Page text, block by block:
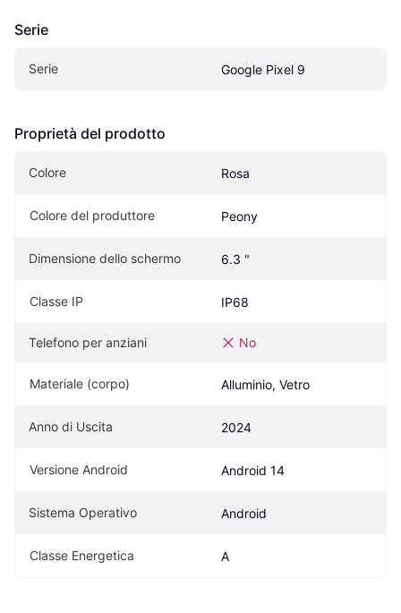
Serie
Serie Google Pixel 9
Proprietà del prodotto
Colore Rosa
Colore del produttore Peony
Dimensione dello schermo 6.3 "
Classe IP IP68
Telefono per anziani No
Materiale (corpo) Alluminio, Vetro
Anno di Uscita 2024
Versione Android Android 14
Sistema Operativo Android
Classe Energetica A